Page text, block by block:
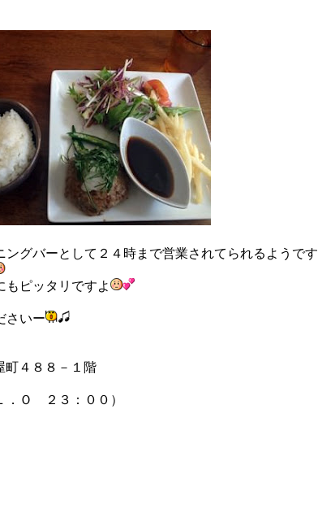
グバーとして２４時まで営業されてられるようです
もピッタリですよ
さいー
町４８８－１階
．Ｏ ２３：００）